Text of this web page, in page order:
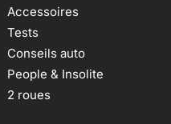
Accessoires
Tests
Conseils auto
People & Insolite
2 roues